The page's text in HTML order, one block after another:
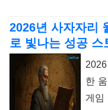
2026년 사자자리
로 빛나는 성공 스
한
게임